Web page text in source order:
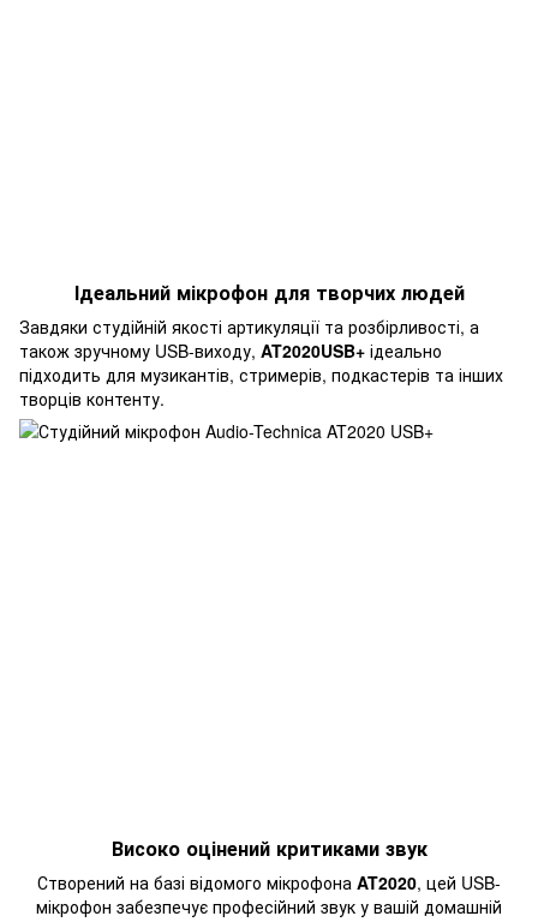
Ідеальний мікрофон для творчих людей
Завдяки студійній якості артикуляції та розбірливості, а
також зручному USB-виходу, AT2020USB+ ідеально
підходить для музикантів, стримерів, подкастерів та інших
творців контенту.
Високо оцінений критиками звук
Створений на базі відомого мікрофона AT2020, цей USB-
мікрофон забезпечує професійний звук у вашій домашній